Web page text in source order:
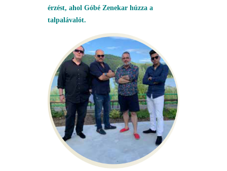
érzést, ahol Góbé Zenekar húzza a
talpalávalót.